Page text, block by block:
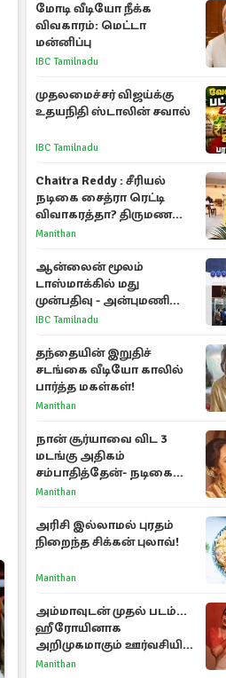
மோடி வீடியோ நீக்க
விவகாரம்: மெட்டா
மன்னிப்பு
IBC Tamilnadu
முதலமைச்சர் விஜய்க்கு
உதயநிதி ஸ்டாலின் சவால்
IBC Tamilnadu
Chaitra Reddy : சீரியல்
நடிகை சைத்ரா ரெட்டி
விவாகரத்தா? திருமண
புகைப்படங்களை நீக்கம்
Manithan
ஆன்லைன் மூலம்
டாஸ்மாக்கில் மது
முன்பதிவு - அன்புமணி
ராமதாஸ் எதிர்ப்பு
IBC Tamilnadu
தந்தையின் இறுதிச்
சடங்கை வீடியோ காலில்
பார்த்த மகள்கள்!
Manithan
நான் சூர்யாவை விட 3
மடங்கு அதிகம்
சம்பாதித்தேன்- நடிகை
ஜோதிகா
Manithan
அரிசி இல்லாமல் புரதம்
நிறைந்த சிக்கன் புலாவ்!
Manithan
அம்மாவுடன் முதல் படம்...
ஹீரோயினாக
அறிமுகமாகும் ஊர்வசியின்
மகள் தேஜலட்சுமி!
Manithan